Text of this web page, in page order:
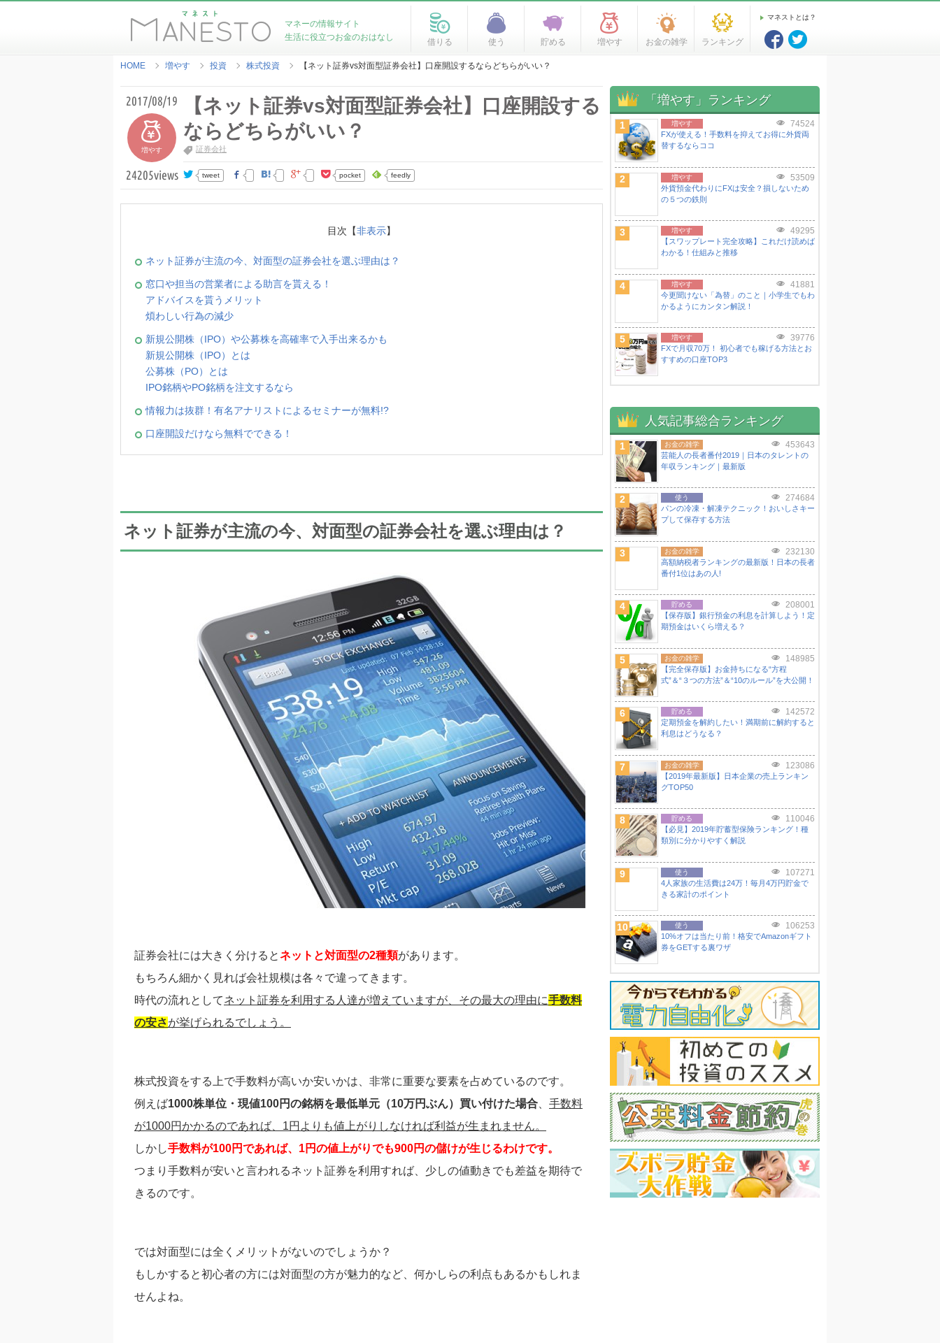
マネーの情報サイト
生活に役立つお金のおはなし
借りる 使う 貯める 増やす お金の雑学 ランキング
マネストとは？
HOME 増やす 投資 株式投資 【ネット証券vs対面型証券会社】口座開設するならどちらがいい？
2017/08/19
増やす
24205views
【ネット証券vs対面型証券会社】口座開設する
ならどちらがいい？
証券会社
tweet pocket feedly
目次【非表示】
ネット証券が主流の今、対面型の証券会社を選ぶ理由は？
窓口や担当の営業者による助言を貰える！
アドバイスを貰うメリット
煩わしい行為の減少
新規公開株（IPO）や公募株を高確率で入手出来るかも
新規公開株（IPO）とは
公募株（PO）とは
IPO銘柄やPO銘柄を注文するなら
情報力は抜群！有名アナリストによるセミナーが無料!?
口座開設だけなら無料でできる！
ネット証券が主流の今、対面型の証券会社を選ぶ理由は？
証券会社には大きく分けるとネットと対面型の2種類があります。
もちろん細かく見れば会社規模は各々で違ってきます。
時代の流れとしてネット証券を利用する人達が増えていますが、その最大の理由に手数料
の安さが挙げられるでしょう。
株式投資をする上で手数料が高いか安いかは、非常に重要な要素を占めているのです。
例えば1000株単位・現値100円の銘柄を最低単元（10万円ぶん）買い付けた場合
手数料
が1000円かかるのであれば、1円よりも値上がりしなければ利益が生まれません。
しかし手数料が100円であれば、1円の値上がりでも900円の儲けが生じるわけです。
つまり手数料が安いと言われるネット証券を利用すれば、少しの値動きでも差益を期待で
きるのです。
では対面型には全くメリットがないのでしょうか？
もしかすると初心者の方には対面型の方が魅力的など、何かしらの利点もあるかもしれま
せんよね。
「増やす」ランキング
1 増やす 74524
FXが使える！手数料を抑えてお得に外貨両
替するならココ
2 増やす 53509
外貨預金代わりにFXは安全？損しないため
の５つの鉄則
3 増やす 49295
【スワップレート完全攻略】これだけ読めば
わかる！仕組みと推移
4 増やす 41881
今更聞けない「為替」のこと｜小学生でもわ
かるようにカンタン解説！
5 増やす 39776
FXで月収70万！ 初心者でも稼げる方法とお
すすめの口座TOP3
人気記事総合ランキング
1 お金の雑学 453643
芸能人の長者番付2019｜日本のタレントの
年収ランキング｜最新版
2 使う 274684
パンの冷凍・解凍テクニック！おいしさキー
プして保存する方法
3 お金の雑学 232130
高額納税者ランキングの最新版！日本の長者
番付1位はあの人!
4 貯める 208001
【保存版】銀行預金の利息を計算しよう！定
期預金はいくら増える？
5 お金の雑学 148985
【完全保存版】お金持ちになる“方程
式”＆“３つの方法”＆“10のルール”を大公開！
6 貯める 142572
定期預金を解約したい！満期前に解約すると
利息はどうなる？
7 お金の雑学 123086
【2019年最新版】日本企業の売上ランキン
グTOP50
8 貯める 110046
【必見】2019年貯蓄型保険ランキング！種
類別に分かりやすく解説
9 使う 107271
4人家族の生活費は24万！毎月4万円貯金で
きる家計のポイント
10 使う 106253
10%オフは当たり前！格安でAmazonギフト
券をGETする裏ワザ